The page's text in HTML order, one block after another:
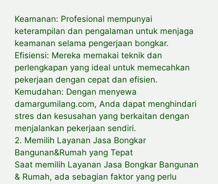
Keamanan: Profesional mempunyai
keterampilan dan pengalaman untuk menjaga
keamanan selama pengerjaan bongkar.
Efisiensi: Mereka memakai teknik dan
perlengkapan yang ideal untuk memecahkan
pekerjaan dengan cepat dan efisien.
Kemudahan: Dengan menyewa
damargumilang.com, Anda dapat menghindari
stres dan kesusahan yang berkaitan dengan
menjalankan pekerjaan sendiri.
2. Memilih Layanan Jasa Bongkar
Bangunan&Rumah yang Tepat
Saat memilih Layanan Jasa Bongkar Bangunan
& Rumah, ada sebagian faktor yang perlu